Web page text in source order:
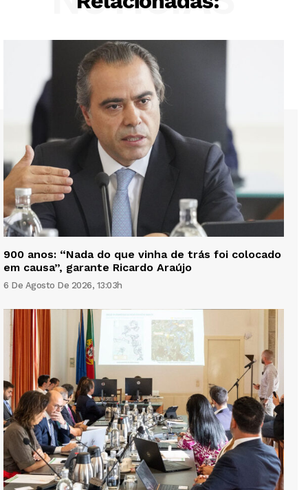
900 anos: “Nada do que vinha de trás foi colocado
em causa”, garante Ricardo Araújo
6 De Agosto De 2026, 13:03h